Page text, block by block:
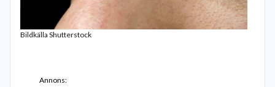
Bildkälla Shutterstock
Annons: